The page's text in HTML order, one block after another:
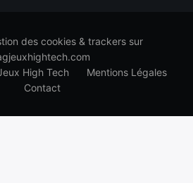
des cookies & trackers sur
High Tech
Mentions Légales
Contact